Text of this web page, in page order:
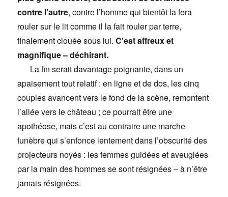
contre l’autre, contre l’homme qui bientôt la fera
rouler sur le lit comme il la fait rouler par terre,
finalement clouée sous lui.C’est affreux et
magnifique – déchirant.
La fin serait davantage poignante, dans un
apaisement tout relatif : en ligne et de dos, les cinq
couples avancent vers le fond de la scène, remontent
l’allée vers le château ; ce pourrait être une
apothéose, mais c’est au contraire une marche
funèbre qui s’enfonce lentement dans l’obscurité des
projecteurs noyés : les femmes guidées et aveuglées
par la main des hommes se sont résignées – à n’être
jamais résignées.